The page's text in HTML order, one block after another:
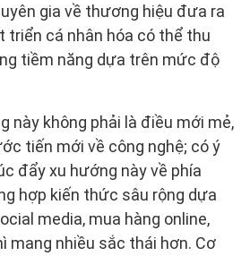
gia về thương hiệu đưa ra
triển cá nhân hóa có thể thu
tiềm năng dựa trên mức độ
này không phải là điều mới mẻ,
tiến mới về công nghệ; có ý
đẩy xu hướng này về phía
hợp kiến thức sâu rộng dựa
media, mua hàng online,
mang nhiều sắc thái hơn. Cơ